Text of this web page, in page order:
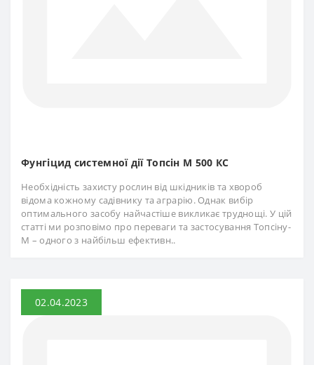
Фунгіцид системної дії Топсін М 500 КС
Необхідність захисту рослин від шкідників та хвороб
відома кожному садівнику та аграрію. Однак вибір
оптимального засобу найчастіше викликає труднощі. У цій
статті ми розповімо про переваги та застосування Топсіну-
М – одного з найбільш ефективн..
02.04.2023